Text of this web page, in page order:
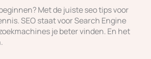
Met de juiste seo tips voor
SEO staat voor Search Engine
je beter vinden. En het